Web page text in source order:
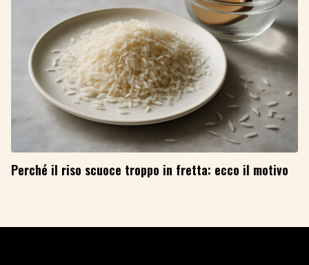
Perché il riso scuoce troppo in fretta: ecco il motivo